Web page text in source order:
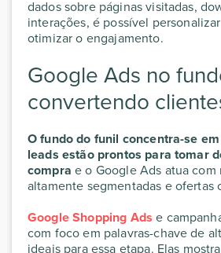
dados sobre páginas visitadas,
interações, é possível
otimizar o engajamento.
Google Ads no
convertendo
O fundo do funil concentra-se
leads estão prontos para tomar
compra e o Google Ads atua com
altamente segmentadas e ofertas
Google Shopping Ads e
com foco em palavras-chave de
ideais para essa etapa. Elas